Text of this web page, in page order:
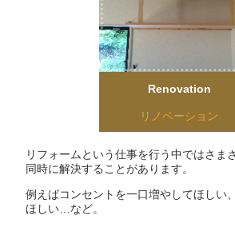
Renovation
リノベーション
リフォームという仕事を行う中ではさま
同時に解決することがあります。
例えばコンセントを一口増やしてほしい
ほしい…など。